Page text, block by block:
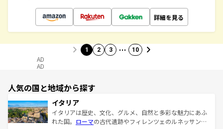
詳細を見る
1 2 3 … 10
AD
AD
人気の国と地域から探す
イタリア
イタリアは歴史、文化、グルメ、自然と多彩な魅力にあふ
れた国。 ローマの古代遺跡やフィレンツェのルネッサンス